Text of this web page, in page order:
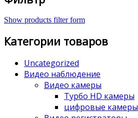
Show products filter form
Категории товаров
Uncategorized
Видео наблюдение
Видео камеры
Турбо HD камеры
цифровые камеры